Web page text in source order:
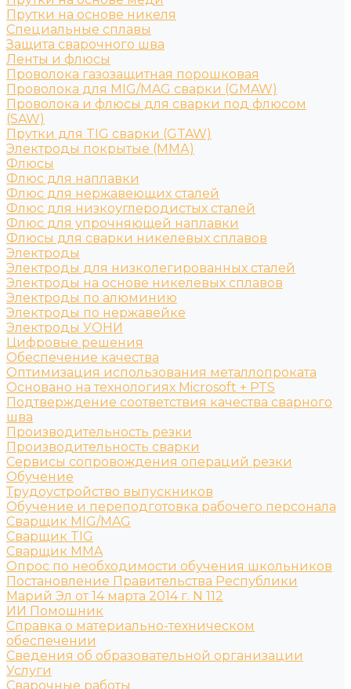
Прутки на основе никеля
Специальные сплавы
Защита сварочного шва
Ленты и флюсы
Проволока газозащитная порошковая
Проволока для MIG/MAG сварки (GMAW)
Проволока и флюсы для сварки под флюсом
(SAW)
Прутки для TIG сварки (GTAW)
Электроды покрытые (ММА)
Флюсы
Флюс для наплавки
Флюс для нержавеющих сталей
Флюс для низкоуглеродистых сталей
Флюс для упрочняющей наплавки
Флюсы для сварки никелевых сплавов
Электроды
Электроды для низколегированных сталей
Электроды на основе никелевых сплавов
Электроды по алюминию
Электроды по нержавейке
Электроды УОНИ
Цифровые решения
Обеспечение качества
Оптимизация использования металлопроката
Основано на технологиях Microsoft + PTS
Подтверждение соответствия качества сварного
шва
Производительность резки
Производительность сварки
Сервисы сопровождения операций резки
Обучение
Трудоустройство выпускников
Обучение и переподготовка рабочего персонала
Сварщик MIG/MAG
Сварщик TIG
Сварщик MMA
Опрос по необходимости обучения школьников
Постановление Правительства Республики
Марий Эл от 14 марта 2014 г. N 112
ИИ Помошник
Справка о материально-техническом
обеспечении
Сведения об образовательной организации
Услуги
Сварочные работы